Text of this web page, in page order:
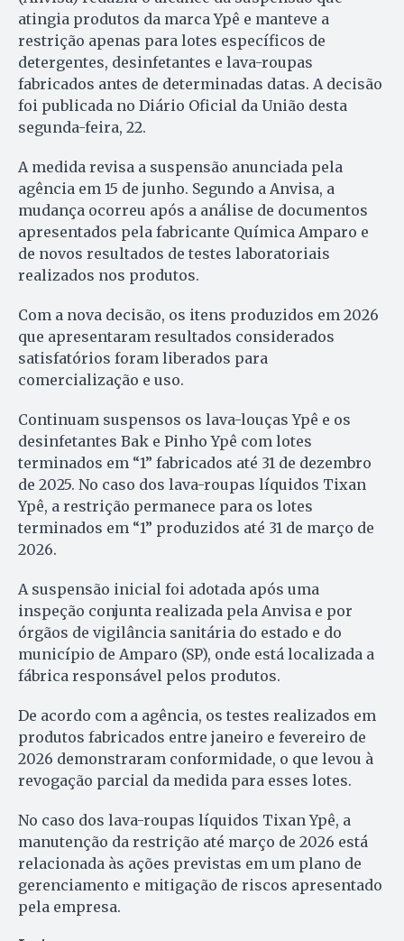
atingia produtos da marca Ypê e manteve a
restrição apenas para lotes específicos de
detergentes, desinfetantes e lava-roupas
fabricados antes de determinadas datas. A decisão
foi publicada no Diário Oficial da União desta
segunda-feira, 22.
A medida revisa a suspensão anunciada pela
agência em 15 de junho. Segundo a Anvisa, a
mudança ocorreu após a análise de documentos
apresentados pela fabricante Química Amparo e
de novos resultados de testes laboratoriais
realizados nos produtos.
Com a nova decisão, os itens produzidos em 2026
que apresentaram resultados considerados
satisfatórios foram liberados para
comercialização e uso.
Continuam suspensos os lava-louças Ypê e os
desinfetantes Bak e Pinho Ypê com lotes
terminados em “1” fabricados até 31 de dezembro
de 2025. No caso dos lava-roupas líquidos Tixan
Ypê, a restrição permanece para os lotes
terminados em “1” produzidos até 31 de março de
2026.
A suspensão inicial foi adotada após uma
inspeção conjunta realizada pela Anvisa e por
órgãos de vigilância sanitária do estado e do
município de Amparo (SP), onde está localizada a
fábrica responsável pelos produtos.
De acordo com a agência, os testes realizados em
produtos fabricados entre janeiro e fevereiro de
2026 demonstraram conformidade, o que levou à
revogação parcial da medida para esses lotes.
No caso dos lava-roupas líquidos Tixan Ypê, a
manutenção da restrição até março de 2026 está
relacionada às ações previstas em um plano de
gerenciamento e mitigação de riscos apresentado
pela empresa.